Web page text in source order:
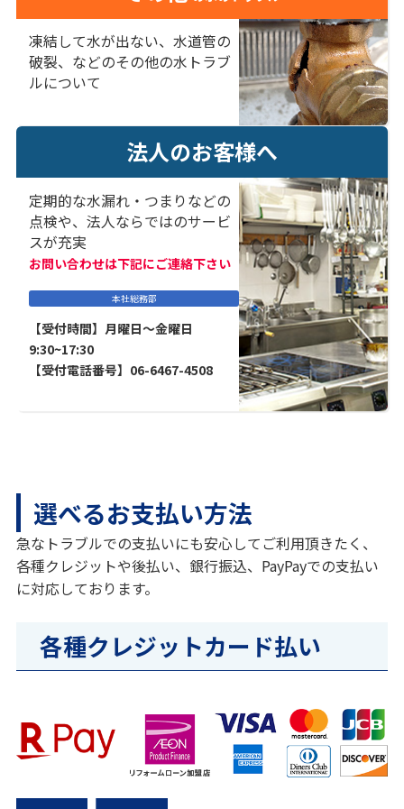
凍結して水が出ない、水道管の
破裂、などのその他の水トラブ
ルについて
法人のお客様へ
定期的な水漏れ・つまりなどの
点検や、法人ならではのサービ
スが充実
お問い合わせは下記にご連絡下さい
本社総務部
【受付時間】月曜日～金曜日
9:30~17:30
【受付電話番号】06-6467-4508
選べるお支払い方法
急なトラブルでの支払いにも安心してご利用頂きたく、
各種クレジットや後払い、銀行振込、PayPayでの支払い
に対応しております。
各種クレジットカード払い